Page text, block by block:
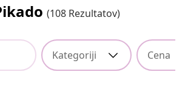
(108 Rezultatov)
Kategoriji Cena